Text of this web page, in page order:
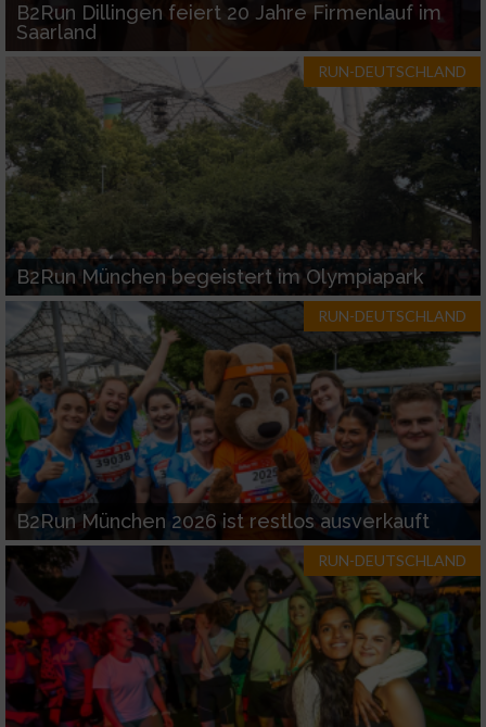
B2Run Dillingen feiert 20 Jahre Firmenlauf im
Saarland
RUN-DEUTSCHLAND
B2Run München begeistert im Olympiapark
RUN-DEUTSCHLAND
B2Run München 2026 ist restlos ausverkauft
RUN-DEUTSCHLAND